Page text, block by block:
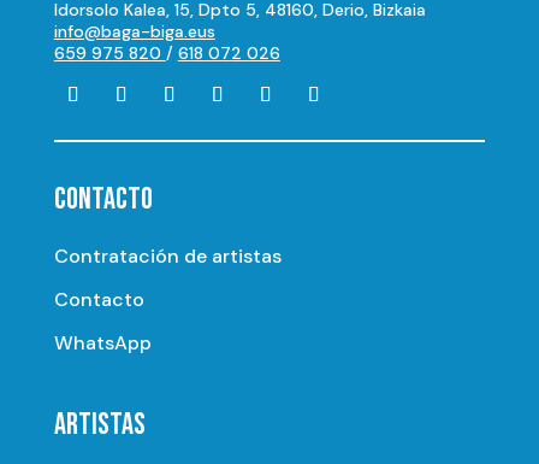
Idorsolo Kalea, 15, Dpto 5, 48160, Derio, Bizkaia
info@baga-biga.eus
659 975 820 / 618 072 026
CONTACTO
Contratación de artistas
Contacto
WhatsApp
ARTISTAS